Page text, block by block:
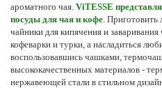
ароматного чая. ViTESSE
посуды для чая и кофе .
чайники для кипячения и
кофеварки и турки, а насладиться
воспользовавшись чашками,
высококачественных материалов -
нержавеющей стали в стильном